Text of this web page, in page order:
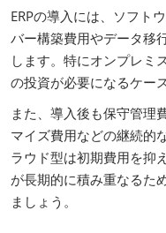
ERPの導入には、ソフト
バー構築費用やデータ移
します。特にオンプレミ
の投資が必要になるケー
また、導入後も保守管理
マイズ費用などの継続的
ラウド型は初期費用を抑
が長期的に積み重なるた
ましょう。